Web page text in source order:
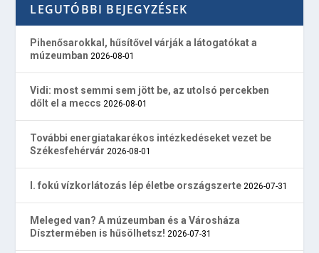
LEGUTÓBBI BEJEGYZÉSEK
Pihenősarokkal, hűsítővel várják a látogatókat a
múzeumban 2026-08-01
Vidi: most semmi sem jött be, az utolsó percekben
dőlt el a meccs 2026-08-01
További energiatakarékos intézkedéseket vezet be
Székesfehérvár 2026-08-01
I. fokú vízkorlátozás lép életbe országszerte 2026-07-31
Meleged van? A múzeumban és a Városháza
Dísztermében is hűsölhetsz! 2026-07-31